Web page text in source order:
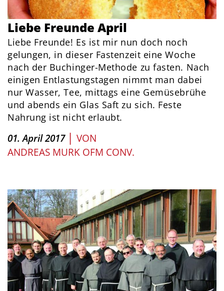
Liebe Freunde April
Liebe Freunde! Es ist mir nun doch noch
gelungen, in dieser Fastenzeit eine Woche
nach der Buchinger-Methode zu fasten. Nach
einigen Entlastungstagen nimmt man dabei
nur Wasser, Tee, mittags eine Gemüsebrühe
und abends ein Glas Saft zu sich. Feste
Nahrung ist nicht erlaubt.
01. April 2017 | VON
ANDREAS MURK OFM CONV.